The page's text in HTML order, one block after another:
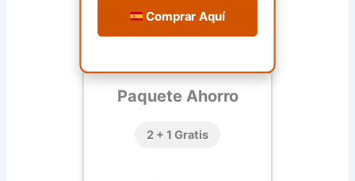
Comprar Aquí
Paquete Ahorro
2 + 1 Gratis